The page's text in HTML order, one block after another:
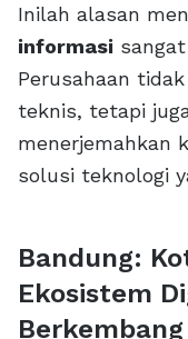
Inilah alasan
informasi
Perusahaan
teknis, tetapi
menerjemahkan
solusi teknologi
Bandung:
Ekosistem
Berkembang